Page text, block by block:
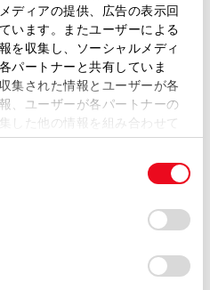
ディアの提供、広告の表示回
います。またユーザーによる
を収集し、ソーシャルメディ
パートナーと共有していま
集された情報とユーザーが各
、ユーザーが各パートナーの
した他の情報を組み合わせて
ェブサイトの使用を続行する
キー)が保存されることに同
クッキー)のオプトアウト、
するにあたっては、当社の
り扱いについて
」をご覧くだ